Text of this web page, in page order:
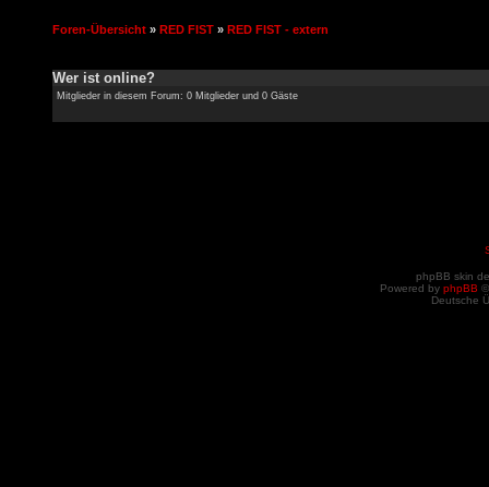
Foren-Übersicht » RED FIST » RED FIST - extern
Wer ist online?
Mitglieder in diesem Forum: 0 Mitglieder und 0 Gäste
phpBB skin
Powered by phpBB
Deutsche